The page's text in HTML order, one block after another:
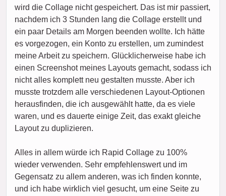
wird die Collage nicht gespeichert. Das ist mir passiert,
nachdem ich 3 Stunden lang die Collage erstellt und
ein paar Details am Morgen beenden wollte. Ich hätte
es vorgezogen, ein Konto zu erstellen, um zumindest
meine Arbeit zu speichern. Glücklicherweise habe ich
einen Screenshot meines Layouts gemacht, sodass ich
nicht alles komplett neu gestalten musste. Aber ich
musste trotzdem alle verschiedenen Layout-Optionen
herausfinden, die ich ausgewählt hatte, da es viele
waren, und es dauerte einige Zeit, das exakt gleiche
Layout zu duplizieren.
Alles in allem würde ich Rapid Collage zu 100%
wieder verwenden. Sehr empfehlenswert und im
Gegensatz zu allem anderen, was ich finden konnte,
und ich habe wirklich viel gesucht, um eine Seite zu